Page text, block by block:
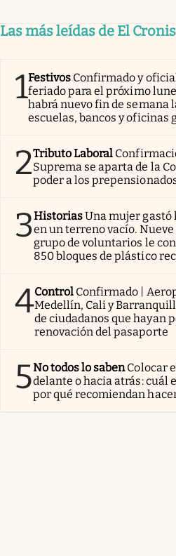
Las más leídas de El
1Festivos Confirmado y
feriado para el próximo
habrá nuevo fin de semana
escuelas, bancos y oficinas
2Tributo Laboral
Suprema se aparta de la
poder a los
3HistoriasUna mujer gastó
en un terreno vacío.
grupo de voluntarios le
850 bloques de plástico
4Control Confirmado |
Medellín, Cali y
de ciudadanos que hayan
renovación del pasaporte
5No todos lo sabenColocar
delante o hacia atrás: cuál
por qué recomiendan